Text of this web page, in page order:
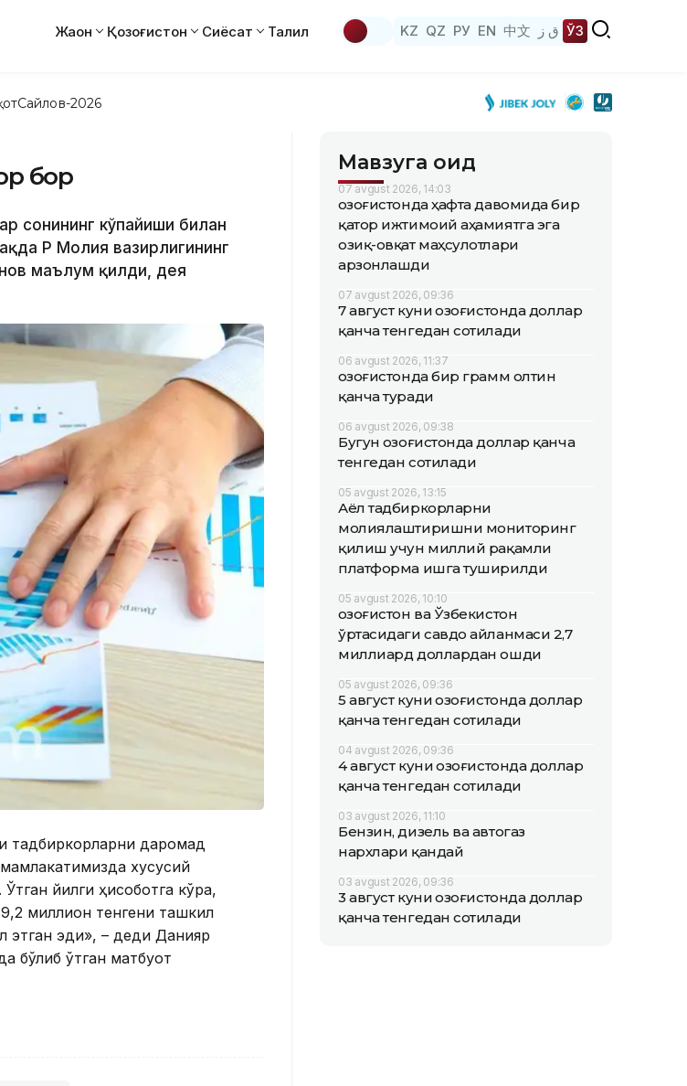
Жаҳон Қозоғистон Сиёсат Таҳлил KZ QZ РУ EN 中文 ق ز ЎЗ
Сайлов-2026
бор
сонининг кўпайиши билан
ҚР Молия вазирлигининг
маълум қилди, дея
тадбиркорларни даромад
хусусий
йилги ҳисоботга кўра,
миллион тенгени ташкил
этган эди», – деди Данияр
бўлиб ўтган матбуот
Мавзуга оид
07 avgust 2026, 14:03
Қозоғистонда ҳафта давомида бир
қатор ижтимоий аҳамиятга эга
озиқ-овқат маҳсулотлари
арзонлашди
07 avgust 2026, 09:36
7 август куни Қозоғистонда доллар
қанча тенгедан сотилади
06 avgust 2026, 11:37
Қозоғистонда бир грамм олтин
қанча туради
06 avgust 2026, 09:38
Бугун Қозоғистонда доллар қанча
тенгедан сотилади
05 avgust 2026, 13:15
Аёл тадбиркорларни
молиялаштиришни мониторинг
қилиш учун миллий рақамли
платформа ишга туширилди
05 avgust 2026, 10:10
Қозоғистон ва Ўзбекистон
ўртасидаги савдо айланмаси 2,7
миллиард доллардан ошди
05 avgust 2026, 09:36
5 август куни Қозоғистонда доллар
қанча тенгедан сотилади
04 avgust 2026, 09:36
4 август куни Қозоғистонда доллар
қанча тенгедан сотилади
03 avgust 2026, 11:10
Бензин, дизель ва автогаз
нархлари қандай
03 avgust 2026, 09:36
3 август куни Қозоғистонда доллар
қанча тенгедан сотилади